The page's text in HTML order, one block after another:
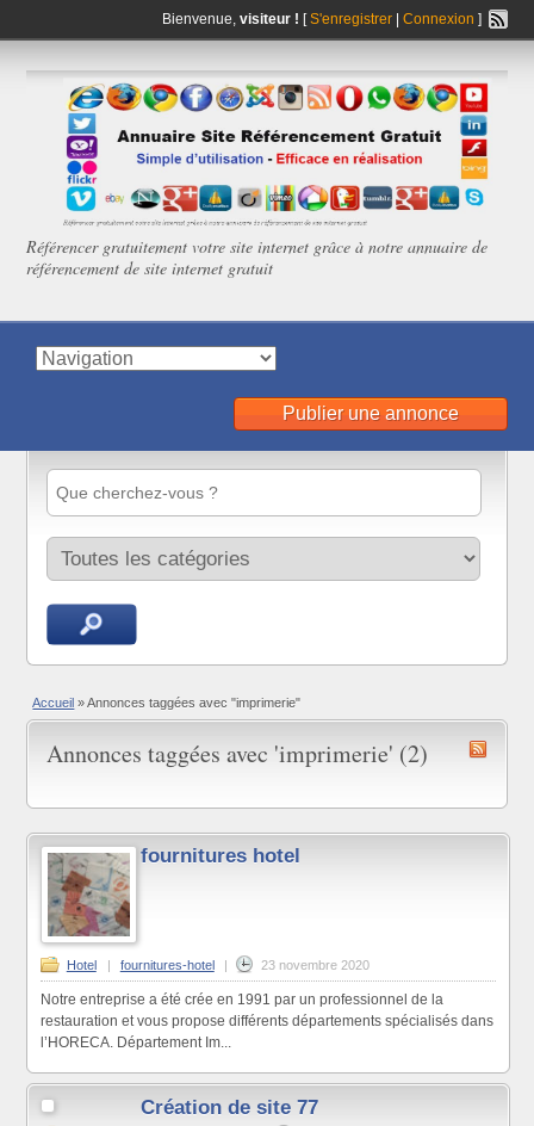
Bienvenue, visiteur ! [S'enregistrer| Connexion ]
Référencer gratuitement votre site internet grâce à notre annuaire de
référencement de site internet gratuit
Publier une annonce
Accueil » Annonces taggées avec "imprimerie"
Annonces taggées avec 'imprimerie' (2)
fournitures hotel
Hotel | fournitures-hotel | 23 novembre 2020
Notre entreprise a été crée en 1991 par un professionnel de la
restauration et vous propose différents départements spécialisés dans
l’HORECA. Département Im...
Création de site 77